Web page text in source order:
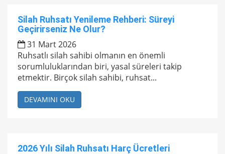
Silah Ruhsatı Yenileme Rehberi: Süreyi
Geçirirseniz Ne Olur?
31 Mart 2026
Ruhsatlı silah sahibi olmanın en önemli
sorumluluklarından biri, yasal süreleri takip
etmektir. Birçok silah sahibi, ruhsat...
DEVAMINI OKU
2026 Yılı Silah Ruhsatı Harç Ücretleri